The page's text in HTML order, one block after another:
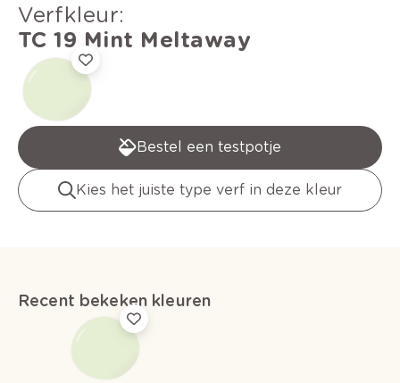
verfkleur:
TC 19 Mint Meltaway
Bestel een testpotje
Kies het juiste type verf in deze kleur
Recent bekeken kleuren